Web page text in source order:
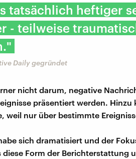
tatsächlich heftiger
- teilweise
Daily gegründet
nicht darum, negative
präsentiert werden. Hinzu
weil nur über bestimmte
sich dramatisiert und der
diese Form der Berichterstattung